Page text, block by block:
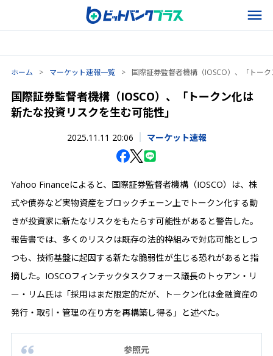
ホーム > マーケット速報一覧 > 国際証券監督者機構（IOSCO）、「トー
国際証券監督者機構（IOSCO）、「トークン化は
新たな投資リスクを生む可能性」
2025.11.11 20:06 マーケット速報
Yahoo Financeによると、国際証券監督者機構（IOSCO）は、株
式や債券など実物資産をブロックチェーン上でトークン化する動
きが投資家に新たなリスクをもたらす可能性があると警告した。
報告書では、多くのリスクは既存の法的枠組みで対応可能としつ
つも、技術基盤に起因する新たな脆弱性が生じる恐れがあると指
摘した。IOSCOフィンテックタスクフォース議長のトゥアン・リ
ー・リム氏は「採用はまだ限定的だが、トークン化は金融資産の
発行・取引・管理の在り方を再構築し得る」と述べた。
参照元